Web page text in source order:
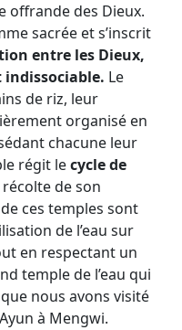
offrande des Dieux.
sacrée et s’inscrit
entre les Dieux,
indissociable. Le
de riz, leur
organisé en
chacune leur
régit lecycle de
de son
ces temples sont
de l’eau sur
en respectant un
temple de l’eau qui
nous avons visité
à Mengwi.